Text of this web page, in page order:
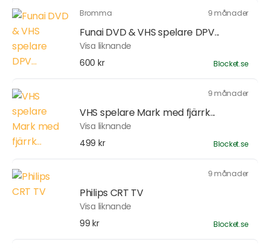
Bromma 9 månader
Funai DVD & VHS spelare DPV...
Visa liknande
600 kr
Blocket.se
9 månader
VHS spelare Mark med fjärrk...
Visa liknande
499 kr
Blocket.se
9 månader
Philips CRT TV
Visa liknande
99 kr
Blocket.se